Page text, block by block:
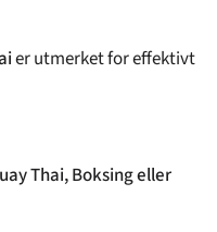
er utmerket for effektivt
Thai, Boksing eller